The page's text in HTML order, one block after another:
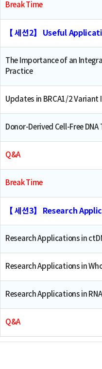
Break Time
【 세션2】 Useful
The Importance of an
Practice
Updates in BRCA1/2
Donor-Derived Cell-Free
Q&A
Break Time
【 세션3】 Research
Research Applications in
Research Applications in
Research Applications in
Q&A